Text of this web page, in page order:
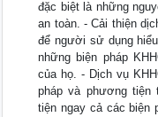
đặc biệt là những
an toàn. - Cải thiện
để người sử dụng
những biện pháp
của họ. - Dịch vụ
pháp và phương tiện
tiện ngay cả các biện